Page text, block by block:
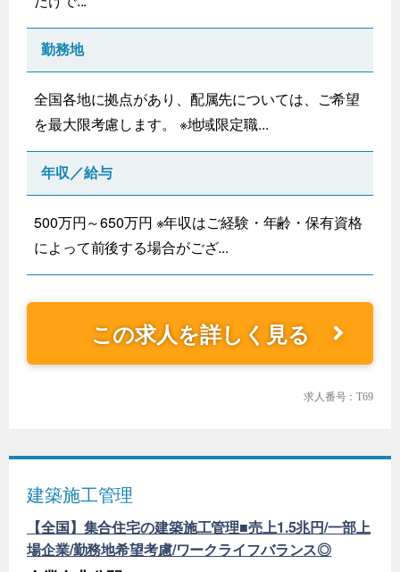
勤務地
全国各地に拠点があり、配属先については、ご希望
を最大限考慮します。 ※地域限定職...
年収／給与
500万円～650万円 ※年収はご経験・年齢・保有資格
によって前後する場合がござ...
この求人を詳しく見る
求人番号：T69
建築施工管理
【全国】集合住宅の建築施工管理■売上1.5兆円/一部上
場企業/勤務地希望考慮/ワークライフバランス◎